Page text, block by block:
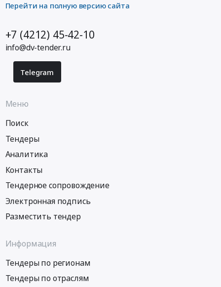
Перейти на полную версию сайта
+7 (4212) 45-42-10
info@dv-tender.ru
Telegram
Меню
Поиск
Тендеры
Аналитика
Контакты
Тендерное сопровождение
Электронная подпись
Разместить тендер
Информация
Тендеры по регионам
Тендеры по отраслям